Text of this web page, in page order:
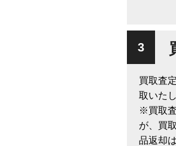
買取査
取いた
※買取
が、買
品返却